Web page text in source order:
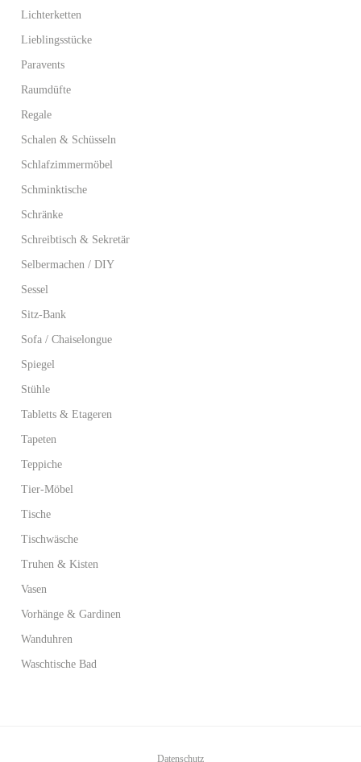
Lichterketten
Lieblingsstücke
Paravents
Raumdüfte
Regale
Schalen & Schüsseln
Schlafzimmermöbel
Schminktische
Schränke
Schreibtisch & Sekretär
Selbermachen / DIY
Sessel
Sitz-Bank
Sofa / Chaiselongue
Spiegel
Stühle
Tabletts & Etageren
Tapeten
Teppiche
Tier-Möbel
Tische
Tischwäsche
Truhen & Kisten
Vasen
Vorhänge & Gardinen
Wanduhren
Waschtische Bad
Datenschutz